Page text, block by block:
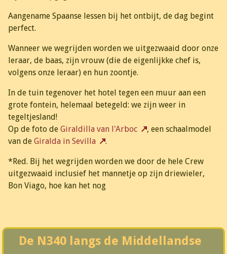
Aangename Spaanse lessen bij het ontbijt, de dag begint
perfect.
Wanneer we wegrijden worden we uitgezwaaid door onze
leraar, de baas, zijn vrouw (die de eigenlijkke chef is,
volgens onze leraar) en hun zoontje.
In de tuin tegenover het hotel tegen een muur aan een
grote fontein, helemaal betegeld: we zijn weer in
tegeltjesland!
Op de foto de Giraldilla van l'Arboc
, een schaalmodel
van de Giralda in Sevilla .
*Red. Bij het wegrijden worden we door de hele Crew
uitgezwaaid inclusief het mannetje op zijn driewieler,
Bon Viago, hoe kan het nog
De N340 langs de Middellandse